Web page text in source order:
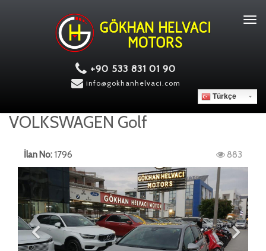
+90 533 831 01 90
info@gokhanhelvaci.com
Türkçe
VOLKSWAGEN Golf
İlan No: 1796 883